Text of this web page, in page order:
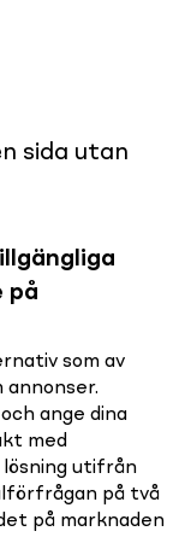
sida utan
på
som av
annonser.
ange dina
med
utifrån
på två
på marknaden